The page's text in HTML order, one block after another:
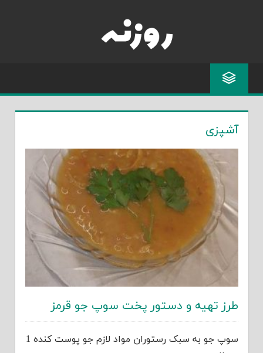
آشپزی
طرز تهیه و دستور پخت سوپ جو قرمز
سوپ جو به سبک رستوران مواد لازم جو پوست کنده 1